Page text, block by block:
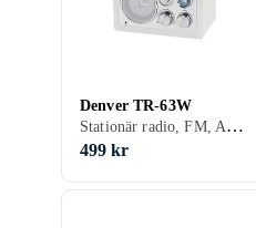
Denver TR-63W
Stationär radio, FM, AM, Retro Radio, Analog 3,5mm-ingång (Aux)
499 kr